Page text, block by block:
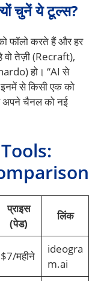
चुनें ये टूल्स?
फॉलो करते हैं और हर
वो तेज़ी (Recraft),
हो। “AI से
से किसी एक को
चैनल को नई
प्राइस
(पेड)
लिंक
$7/महीने
ideogra
m.ai